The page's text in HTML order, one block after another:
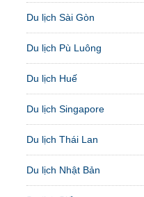
Du lịch Sài Gòn
Du lịch Pù Luông
Du lịch Huế
Du lịch Singapore
Du lịch Thái Lan
Du lịch Nhật Bản